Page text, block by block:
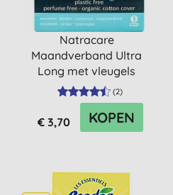
Natracare
Maandverband Ultra
Long met vleugels
(2)
€ 3,70 KOPEN